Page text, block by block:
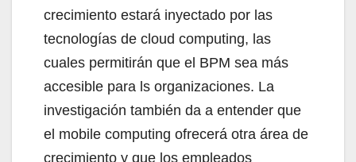
crecimiento estará inyectado por las
tecnologías de cloud computing, las
cuales permitirán que el BPM sea más
accesible para ls organizaciones. La
investigación también da a entender que
el mobile computing ofrecerá otra área de
crecimiento y que los empleados